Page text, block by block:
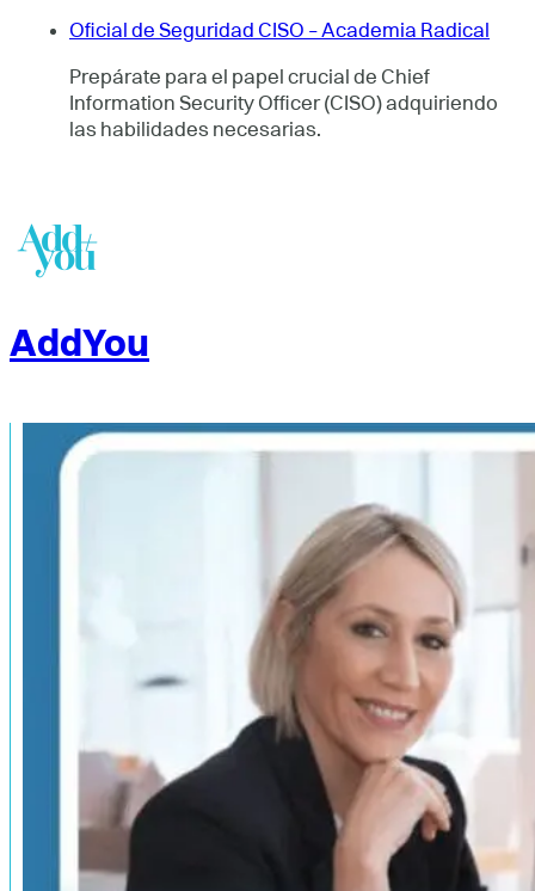
Oficial de Seguridad CISO – Academia Radical
Prepárate para el papel crucial de Chief
Information Security Officer (CISO) adquiriendo
las habilidades necesarias.
AddYou